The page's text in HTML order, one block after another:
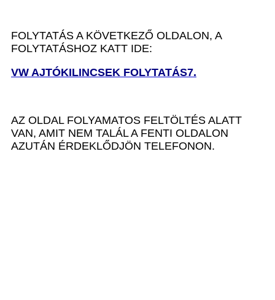
FOLYTATÁS A KÖVETKEZŐ OLDALON, A
FOLYTATÁSHOZ KATT IDE:
VW AJTÓKILINCSEK FOLYTATÁS7.
AZ OLDAL FOLYAMATOS FELTÖLTÉS ALATT
VAN, AMIT NEM TALÁL A FENTI OLDALON
AZUTÁN ÉRDEKLŐDJÖN TELEFONON.